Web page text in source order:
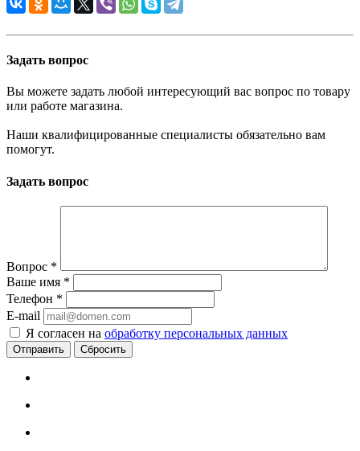
Задать вопрос
Вы можете задать любой интересующий вас вопрос по товару
или работе магазина.
Наши квалифицированные специалисты обязательно вам
помогут.
Задать вопрос
Вопрос *
Ваше имя *
Телефон *
E-mail
Я согласен на обработку персональных данных
Сбросить